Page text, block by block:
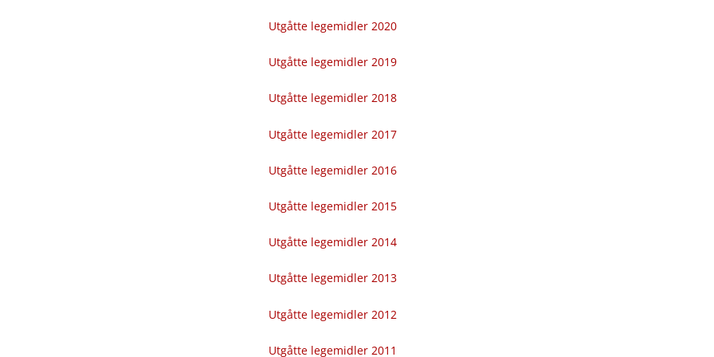
Utgåtte legemidler 2020
Utgåtte legemidler 2019
Utgåtte legemidler 2018
Utgåtte legemidler 2017
Utgåtte legemidler 2016
Utgåtte legemidler 2015
Utgåtte legemidler 2014
Utgåtte legemidler 2013
Utgåtte legemidler 2012
Utgåtte legemidler 2011